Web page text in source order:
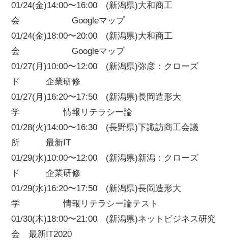
01/24(金)14:00〜16:00 (新潟県)大和商工
会 Googleマップ
01/24(金)18:00〜20:00 (新潟県)大和商工
会 Googleマップ
01/27(月)10:00〜12:00 (新潟県)弥彦：クローズ
ド 企業研修
01/27(月)16:20〜17:50 (新潟県)長岡造形大
学 情報リテラシー論
01/28(火)14:00〜16:30 (長野県)下諏訪商工会議
所 最新IT
01/29(水)10:00〜12:00 (新潟県)新潟：クローズ
ド 企業研修
01/29(水)16:20〜17:50 (新潟県)長岡造形大
学 情報リテラシー論テスト
01/30(木)18:00〜21:00 (新潟県)ネットビジネス研究
会 最新IT2020